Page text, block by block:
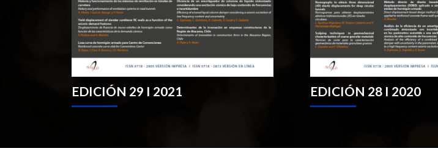
EDICIÓN 29 I 2021 EDICIÓN 28 I 2020